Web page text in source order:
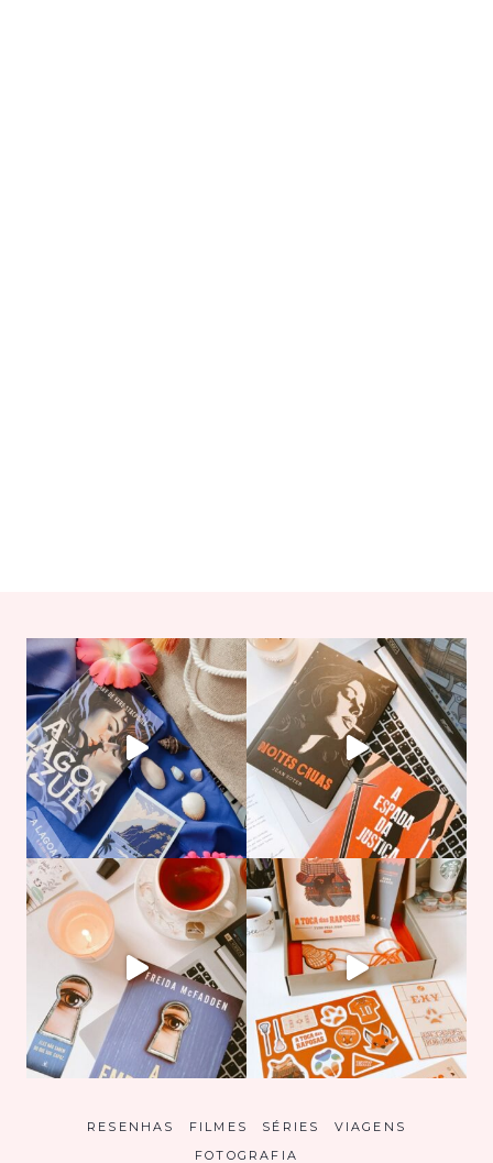
RESENHAS FILMES SÉRIES
VIAGENS
FOTOGRAFIA